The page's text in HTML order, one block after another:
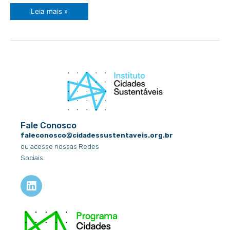
Leia mais »
Fale Conosco
faleconosco@cidadessustentaveis.org.br
ou acesse nossas Redes
Sociais
L
i
k
e